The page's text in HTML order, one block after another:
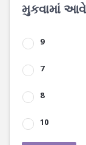
મુકવામાં આવે
9
7
8
10